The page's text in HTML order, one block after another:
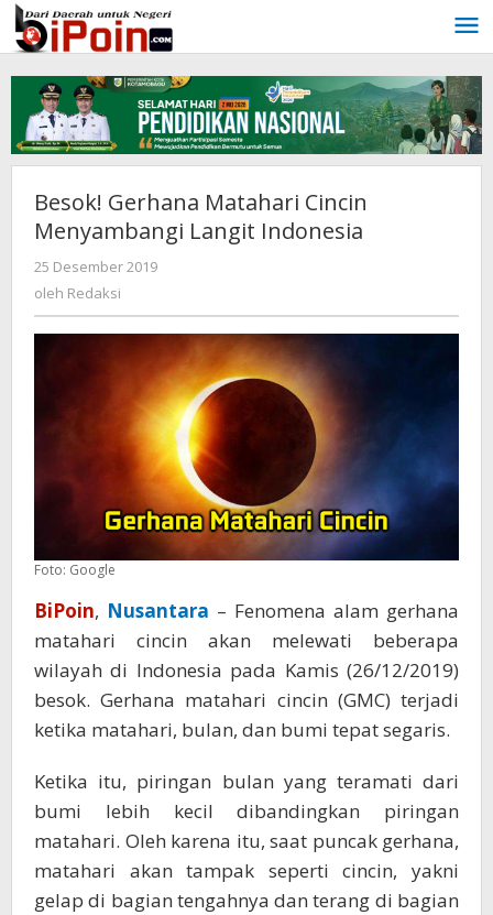
Lewati
ke
konten
Besok! Gerhana Matahari Cincin
Menyambangi Langit Indonesia
25 Desember 2019
oleh Redaksi
Foto: Google
BiPoin, Nusantara – Fenomena alam gerhana
matahari cincin akan melewati beberapa
wilayah di Indonesia pada Kamis (26/12/2019)
besok. Gerhana matahari cincin (GMC) terjadi
ketika matahari, bulan, dan bumi tepat segaris.
Ketika itu, piringan bulan yang teramati dari
bumi lebih kecil dibandingkan piringan
matahari. Oleh karena itu, saat puncak gerhana,
matahari akan tampak seperti cincin, yakni
gelap di bagian tengahnya dan terang di bagian